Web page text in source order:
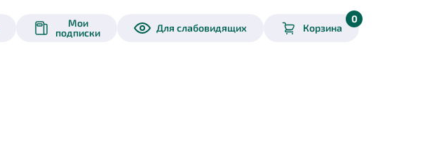
Мои
подписки
Для слабовидящих Корзина
0